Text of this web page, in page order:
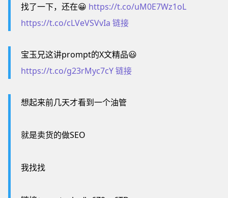
找了一下，还在😀 https://t.co/uM0E7Wz1oL
https://t.co/cLVeVSVvIa 链接
宝玉兄这讲prompt的X文精品😃
https://t.co/g23rMyc7cY链接
想起来前几天才看到一个油管
就是卖货的做SEO
我找找